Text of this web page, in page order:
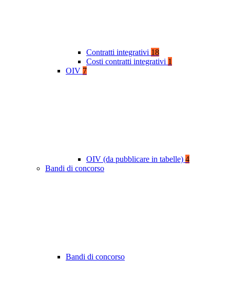
Contratti integrativi 18
Costi contratti integrativi 1
OIV 7
OIV (da pubblicare in tabelle) 4
Bandi di concorso
Bandi di concorso